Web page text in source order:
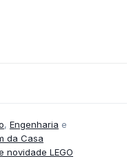
, Engenharia e
da Casa
novidade LEGO